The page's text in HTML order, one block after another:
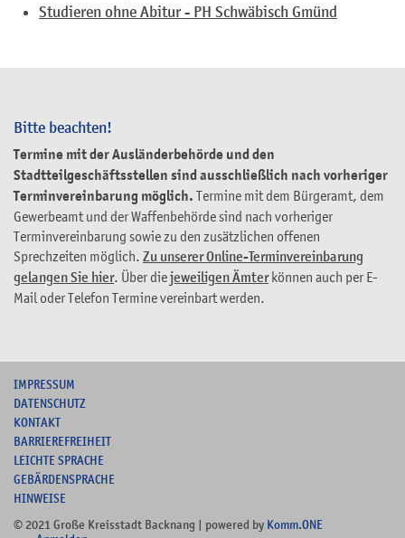
Bitte beachten!
Termine mit der Ausländerbehörde und den
Stadtteilgeschäftsstellen sind ausschließlich nach vorheriger
Terminvereinbarung möglich. Termine mit dem Bürgeramt, dem
Gewerbeamt und der Waffenbehörde sind nach vorheriger
Terminvereinbarung sowie zu den zusätzlichen offenen
Sprechzeiten möglich. Zu unserer Online-Terminvereinbarung
gelangen Sie hier. Über diejeweiligen Ämterkönnen auch per E-
Mail oder Telefon Termine vereinbart werden.
Studieren ohne Abitur - PH Schwäbisch Gmünd
IMPRESSUM
DATENSCHUTZ
KONTAKT
BARRIEREFREIHEIT
LEICHTE SPRACHE
GEBÄRDENSPRACHE
HINWEISE
© 2021 Große Kreisstadt Backnang | powered by Komm.ONE